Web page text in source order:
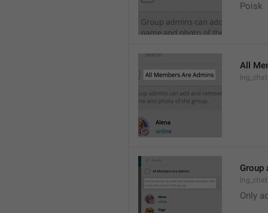
Poisk
All
Group
Only